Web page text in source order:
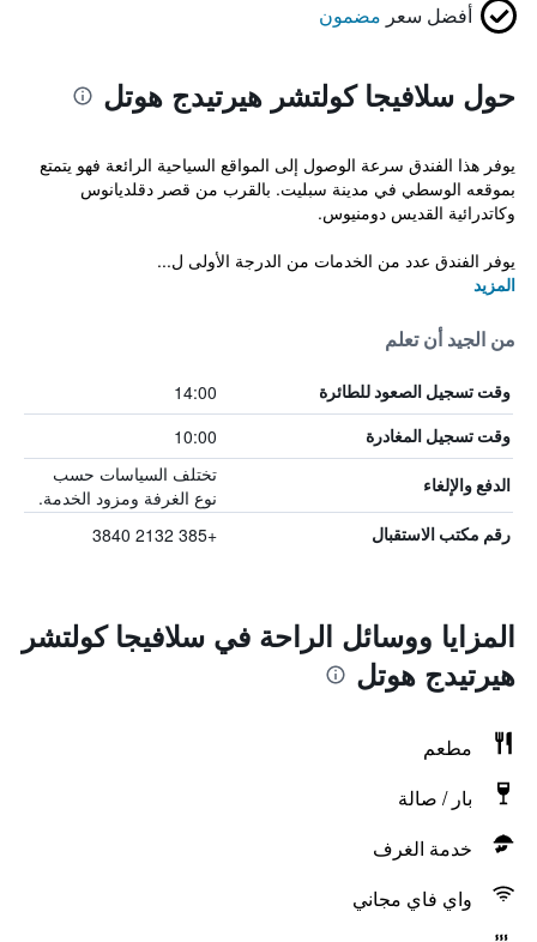
أفضل سعر مضمون
حول سلافيجا كولتشر هيرتيدج هوتل
يوفر هذا الفندق سرعة الوصول إلى المواقع السياحية الرائعة فهو يتمتع
بموقعه الوسطي في مدينة سبليت. بالقرب من قصر دقلديانوس
وكاتدرائية القديس دومنيوس.
يوفر الفندق عدد من الخدمات من الدرجة الأولى ل...
المزيد
من الجيد أن تعلم
وقت تسجيل الصعود للطائرة 14:00
وقت تسجيل المغادرة 10:00
الدفع والإلغاء
تختلف السياسات حسب
نوع الغرفة ومزود الخدمة.
رقم مكتب الاستقبال +385 2132 3840
المزايا ووسائل الراحة في سلافيجا كولتشر
هيرتيدج هوتل
مطعم
بار / صالة
خدمة الغرف
واي فاي مجاني